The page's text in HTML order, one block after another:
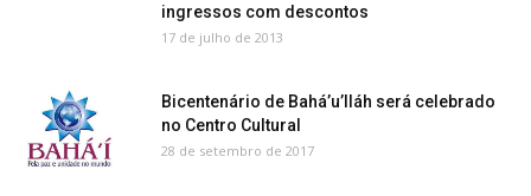
ingressos com descontos
17 de julho de 2013
Bicentenário de Bahá’u’lláh será celebrado
no Centro Cultural
28 de setembro de 2017